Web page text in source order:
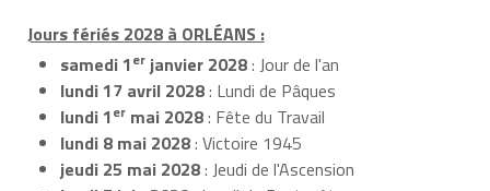
Jours fériés 2028 à ORLÉANS :
samedi 1er janvier 2028: Jour de l'an
lundi 17 avril 2028: Lundi de Pâques
lundi 1er mai 2028: Fête du Travail
lundi 8 mai 2028: Victoire 1945
jeudi 25 mai 2028: Jeudi de l'Ascension